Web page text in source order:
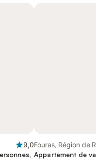
9,0Fouras, Région de
Appartement de